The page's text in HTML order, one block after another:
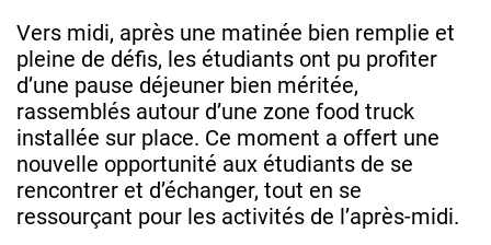
Vers midi, après une matinée bien remplie et
pleine de défis, les étudiants ont pu profiter
d’une pause déjeuner bien méritée,
rassemblés autour d’une zone food truck
installée sur place. Ce moment a offert une
nouvelle opportunité aux étudiants de se
rencontrer et d’échanger, tout en se
ressourçant pour les activités de l’après-midi.